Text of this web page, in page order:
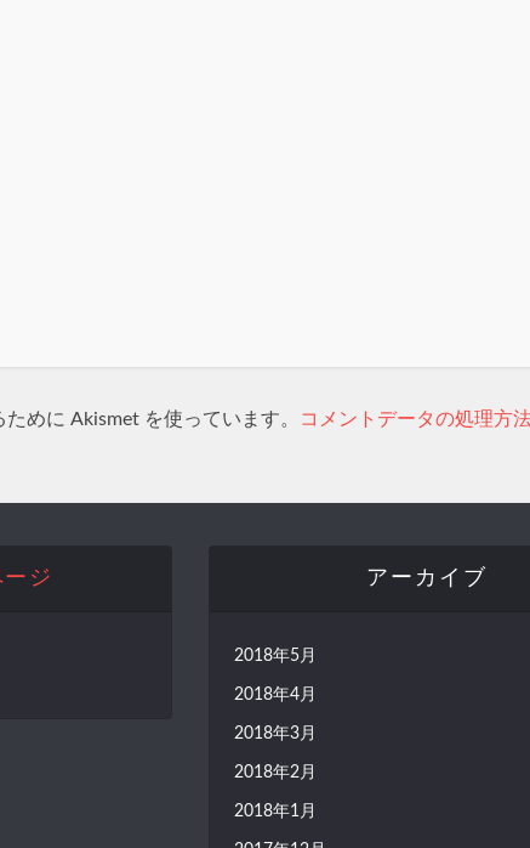
めに Akismet を使っています。
コメントデータの処理方
ジ アーカイブ
2018年5月
2018年4月
2018年3月
2018年2月
2018年1月